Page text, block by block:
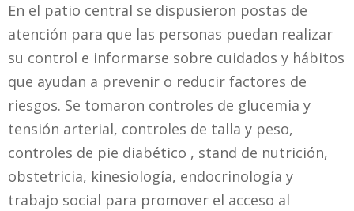
En el patio central se dispusieron postas de
atención para que las personas puedan realizar
su control e informarse sobre cuidados y hábitos
que ayudan a prevenir o reducir factores de
riesgos. Se tomaron controles de glucemia y
tensión arterial, controles de talla y peso,
controles de pie diabético , stand de nutrición,
obstetricia, kinesiología, endocrinología y
trabajo social para promover el acceso al